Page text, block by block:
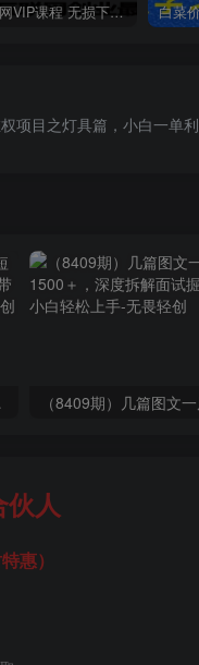
全网VIP课程 无损下载~
项目之灯具篇，小白一单
人
惠）